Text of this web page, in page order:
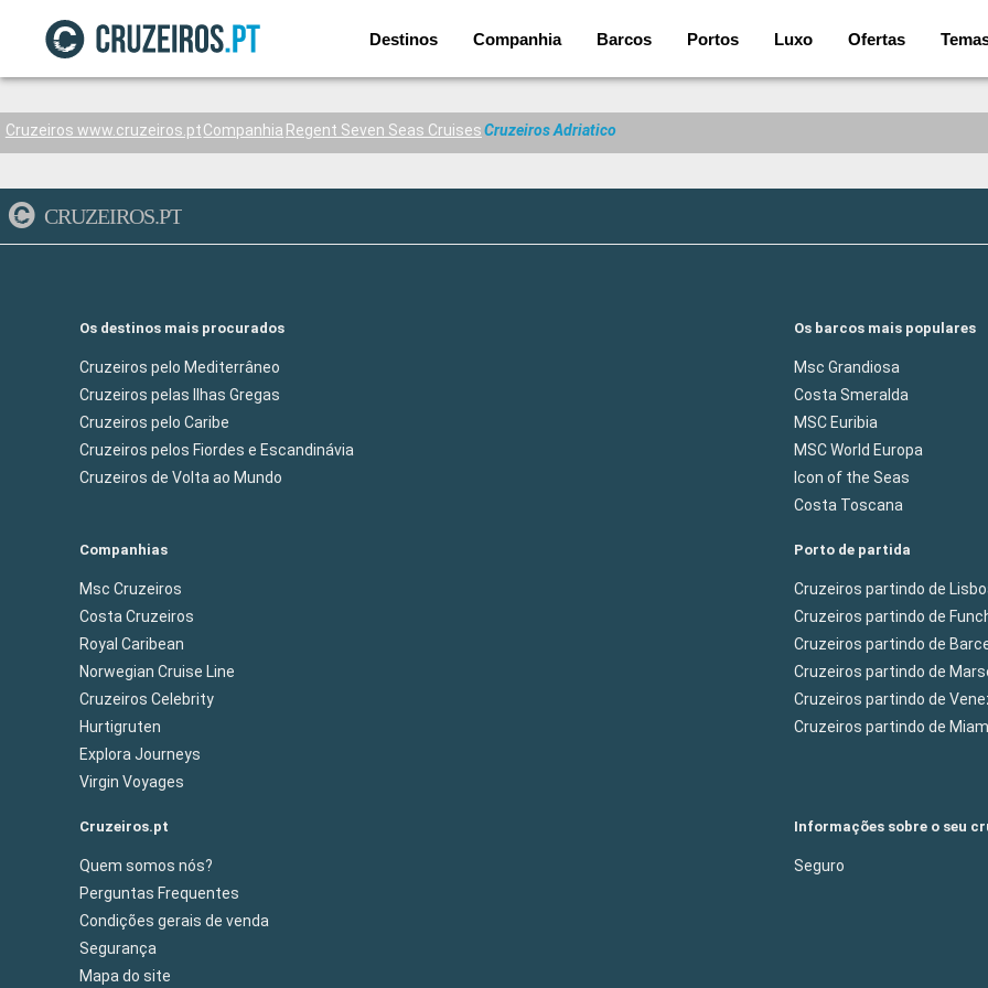
Destinos Companhia Barcos Portos Luxo Ofertas
Cruzeiros www.cruzeiros.ptCompanhia Regent Seven Seas CruisesCruzeiros Adriatico
CRUZEIROS.PT
Os destinos mais procurados
Cruzeiros pelo Mediterrâneo
Cruzeiros pelas Ilhas Gregas
Cruzeiros pelo Caribe
Cruzeiros pelos Fiordes e Escandinávia
Cruzeiros de Volta ao Mundo
Os barcos mais populares
Msc Grandiosa
Costa Smeralda
MSC Euribia
MSC World Europa
Icon of the Seas
Costa Toscana
Companhias
Msc Cruzeiros
Costa Cruzeiros
Royal Caribean
Norwegian Cruise Line
Cruzeiros Celebrity
Hurtigruten
Explora Journeys
Virgin Voyages
Porto de partida
Cruzeiros partindo de
Cruzeiros partindo de
Cruzeiros partindo de
Cruzeiros partindo de
Cruzeiros partindo de
Cruzeiros partindo de Miam
Cruzeiros.pt
Quem somos nós?
Perguntas Frequentes
Condições gerais de venda
Segurança
Mapa do site
Informações sobre o seu
Seguro